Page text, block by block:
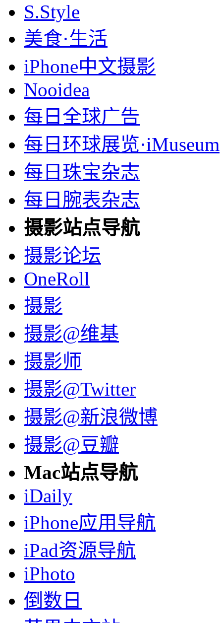
S.Style
美食·生活
iPhone中文摄影
Nooidea
每日全球广告
每日环球展览·iMuseum
每日珠宝杂志
每日腕表杂志
摄影站点导航
摄影论坛
OneRoll
摄影
摄影@维基
摄影师
摄影@Twitter
摄影@新浪微博
摄影@豆瓣
Mac站点导航
iDaily
iPhone应用导航
iPad资源导航
iPhoto
倒数日